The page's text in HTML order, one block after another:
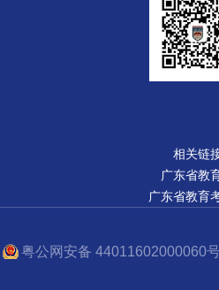
相关链
广东省教
广东省教育
粤公网安备 44011602000060